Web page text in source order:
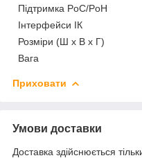
Підтримка PoC/PoH
Інтерфейси ІК
Розміри (Ш х В х Г)
Вага
Приховати
Умови доставки
Доставка здійснюється